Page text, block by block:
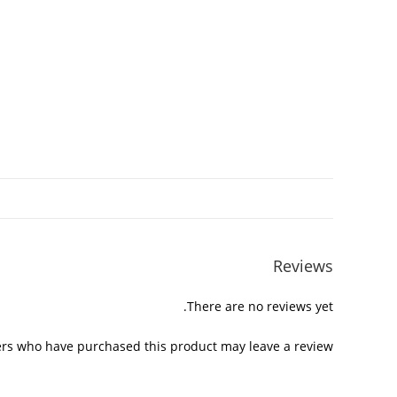
Reviews
There are no reviews yet.
who have purchased this product may leave a review.